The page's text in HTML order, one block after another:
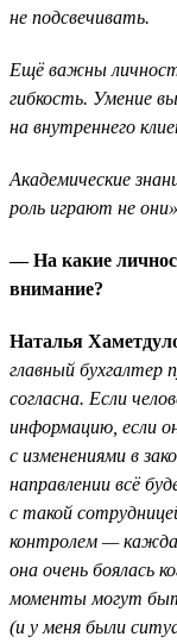
не подсвечивать.
Ещё важны
гибкость. Умение
на внутреннего
Академические
роль играют не
— На какие
внимание?
Наталья
главный
согласна. Если
информацию, если
с изменениями в
направлении всё
с такой
контролем —
она очень боялась
моменты могут
(и у меня были